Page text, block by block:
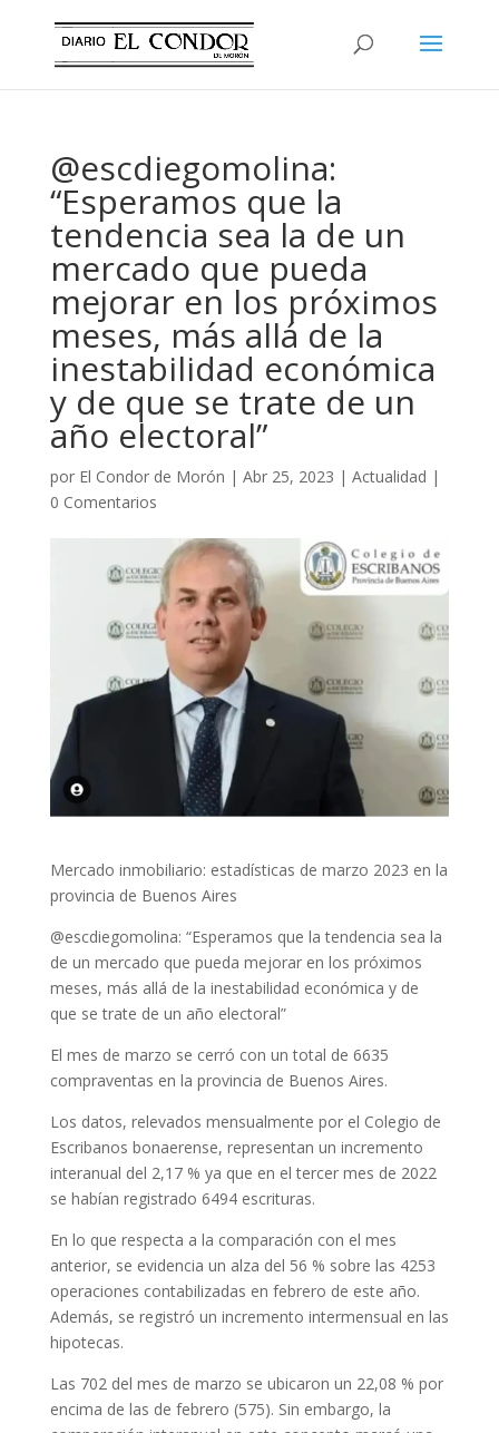
@escdiegomolina:
“Esperamos que la
tendencia sea la de un
mercado que pueda
mejorar en los próximos
meses, más allá de la
inestabilidad económica
y de que se trate de un
año electoral”
por El Condor de Morón | Abr 25, 2023 | Actualidad |
0 Comentarios
Mercado inmobiliario: estadísticas de marzo 2023 en la
provincia de Buenos Aires
@escdiegomolina: “Esperamos que la tendencia sea la
de un mercado que pueda mejorar en los próximos
meses, más allá de la inestabilidad económica y de
que se trate de un año electoral”
El mes de marzo se cerró con un total de 6635
compraventas en la provincia de Buenos Aires.
Los datos, relevados mensualmente por el Colegio de
Escribanos bonaerense, representan un incremento
interanual del 2,17 % ya que en el tercer mes de 2022
se habían registrado 6494 escrituras.
En lo que respecta a la comparación con el mes
anterior, se evidencia un alza del 56 % sobre las 4253
operaciones contabilizadas en febrero de este año.
Además, se registró un incremento intermensual en las
hipotecas.
Las 702 del mes de marzo se ubicaron un 22,08 % por
encima de las de febrero (575). Sin embargo, la